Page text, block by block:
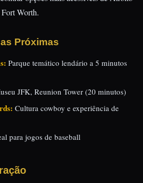
Worth.
Próximas
Parque temático lendário a 5 minutos
JFK, Reunion Tower (20 minutos)
Cultura cowboy e experiência de
para jogos de baseball